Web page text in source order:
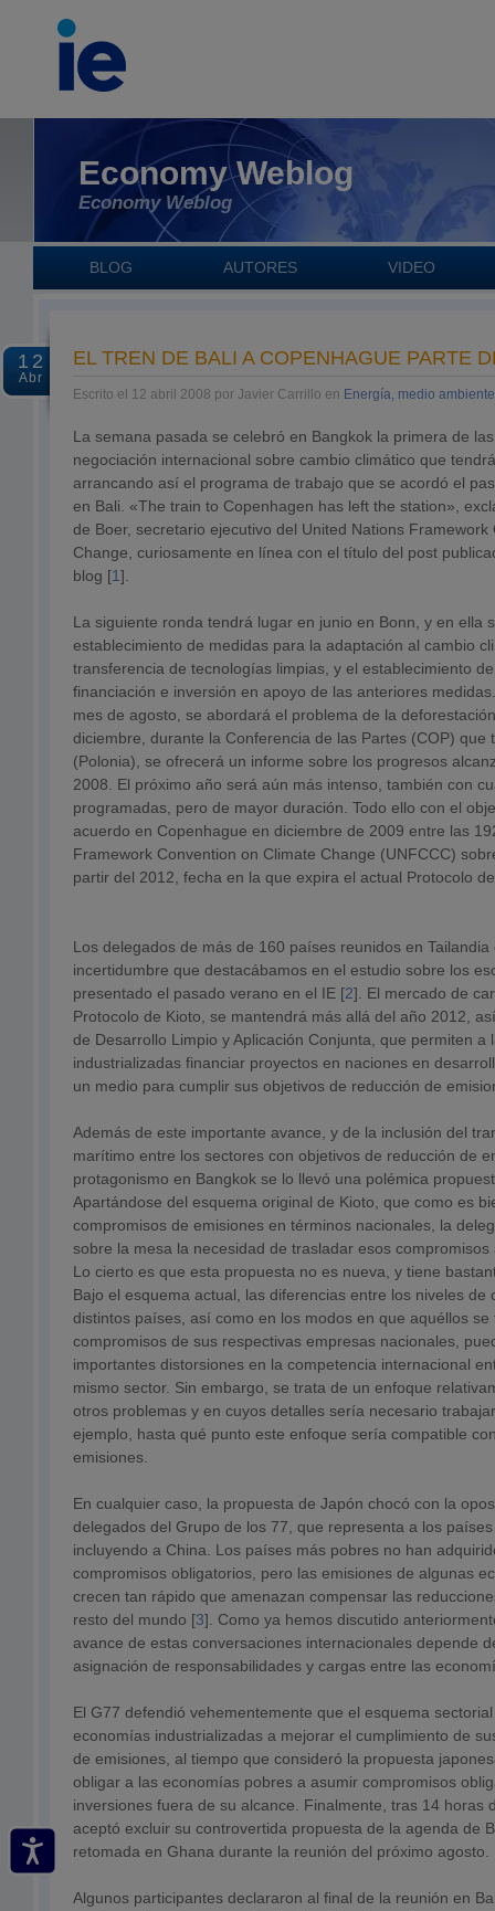
Economy Weblog
Economy Weblog
BLOG AUTORES VIDEO
12
Abr
EL TREN DE BALI A COPENHAGUE PARTE
Escrito el 12 abril 2008 por Javier Carrillo en Energía, medio
La semana pasada se celebró en Bangkok la primera de
negociación internacional sobre cambio climático que
arrancando así el programa de trabajo que se acordó el
en Bali. «The train to Copenhagen has left the station»,
de Boer, secretario ejecutivo del United Nations Framework
Change, curiosamente en línea con el título del post
blog [1].
La siguiente ronda tendrá lugar en junio en Bonn, y en ella
establecimiento de medidas para la adaptación al cambio
transferencia de tecnologías limpias, y el establecimiento
financiación e inversión en apoyo de las anteriores
mes de agosto, se abordará el problema de la
diciembre, durante la Conferencia de las Partes (COP) que
(Polonia), se ofrecerá un informe sobre los progresos
2008. El próximo año será aún más intenso, también con
programadas, pero de mayor duración. Todo ello con el
acuerdo en Copenhague en diciembre de 2009 entre las
Framework Convention on Climate Change (UNFCCC)
partir del 2012, fecha en la que expira el actual Protocolo
Los delegados de más de 160 países reunidos en
incertidumbre que destacábamos en el estudio sobre los
presentado el pasado verano en el IE [2]. El mercado de
Protocolo de Kioto, se mantendrá más allá del año 2012,
de Desarrollo Limpio y Aplicación Conjunta, que permiten a
industrializadas financiar proyectos en naciones en
un medio para cumplir sus objetivos de reducción de
Además de este importante avance, y de la inclusión del
marítimo entre los sectores con objetivos de reducción de
protagonismo en Bangkok se lo llevó una polémica
Apartándose del esquema original de Kioto, que como es
compromisos de emisiones en términos nacionales, la
sobre la mesa la necesidad de trasladar esos
Lo cierto es que esta propuesta no es nueva, y tiene
Bajo el esquema actual, las diferencias entre los niveles de
distintos países, así como en los modos en que aquéllos se
compromisos de sus respectivas empresas nacionales,
importantes distorsiones en la competencia internacional
mismo sector. Sin embargo, se trata de un enfoque
otros problemas y en cuyos detalles sería necesario
ejemplo, hasta qué punto este enfoque sería compatible
emisiones.
En cualquier caso, la propuesta de Japón chocó con la
delegados del Grupo de los 77, que representa a los
incluyendo a China. Los países más pobres no han
compromisos obligatorios, pero las emisiones de algunas
crecen tan rápido que amenazan compensar las
resto del mundo [3]. Como ya hemos discutido
avance de estas conversaciones internacionales depende
asignación de responsabilidades y cargas entre las
El G77 defendió vehementemente que el esquema
economías industrializadas a mejorar el cumplimiento de
de emisiones, al tiempo que consideró la propuesta
obligar a las economías pobres a asumir compromisos
inversiones fuera de su alcance. Finalmente, tras 14 horas
aceptó excluir su controvertida propuesta de la agenda de
retomada en Ghana durante la reunión del próximo agosto.
Algunos participantes declararon al final de la reunión en